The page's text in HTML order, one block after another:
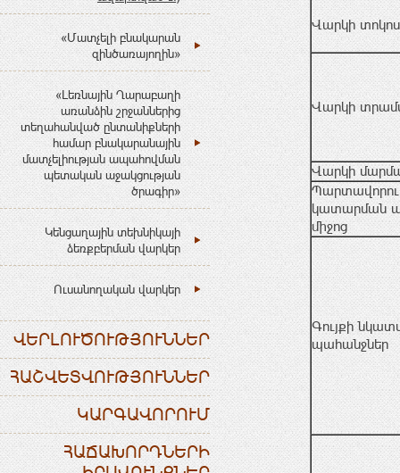
«Մատչելի բնակարան
զինծառայողին»
«Լեռնային Ղարաբաղի
առանձին շրջաններից
տեղահանված ընտանիքների
համար բնակարանային
մատչելիության ապահովման
պետական աջակցության
ծրագիր»
Կենցաղային տեխնիկայի
ձեռքբերման վարկեր
Ուսանողական վարկեր
ՎԵՐԼՈՒԾՈՒԹՅՈՒՆՆԵՐ
ՀԱՇՎԵՏՎՈՒԹՅՈՒՆՆԵՐ
ԿԱՐԳԱՎՈՐՈՒՄ
ՀԱՃԱԽՈՐԴՆԵՐԻ
Վարկի
Վարկի
Վարկի
կատարման
միջոց
Գույքի
պահանջներ